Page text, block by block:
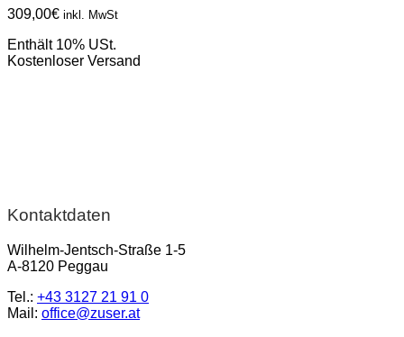
309,00€ inkl. MwSt
Enthält 10% USt.
Kostenloser Versand
Kontaktdaten
Wilhelm-Jentsch-Straße 1-5
A-8120 Peggau
Tel.: +43 3127 21 91 0
Mail: office@zuser.at